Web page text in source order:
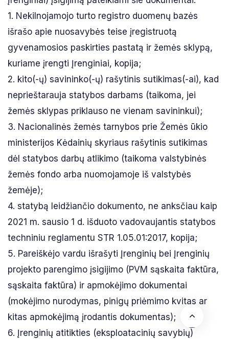
1. Nekilnojamojo turto registro duomenų bazės
išrašo apie nuosavybės teise įregistruotą
gyvenamosios paskirties pastatą ir žemės sklypą,
kuriame įrengti Įrenginiai, kopija;
2. kito(-ų) savininko(-ų) rašytinis sutikimas(-ai), kad
neprieštarauja statybos darbams (taikoma, jei
žemės sklypas priklauso ne vienam savininkui);
3. Nacionalinės žemės tarnybos prie Žemės ūkio
ministerijos Kėdainių skyriaus rašytinis sutikimas
dėl statybos darbų atlikimo (taikoma valstybinės
žemės fondo arba nuomojamoje iš valstybės
žemėje);
4. statybą leidžiančio dokumento, ne anksčiau kaip
2021 m. sausio 1 d. išduoto vadovaujantis statybos
techniniu reglamentu STR 1.05.01:2017, kopija;
5. Pareiškėjo vardu išrašyti Įrenginių bei Įrenginių
projekto parengimo įsigijimo (PVM sąskaita faktūra,
sąskaita faktūra) ir apmokėjimo dokumentai
(mokėjimo nurodymas, pinigų priėmimo kvitas ar
kitas apmokėjimą įrodantis dokumentas);
6. Įrenginių atitikties (eksploatacinių savybių)